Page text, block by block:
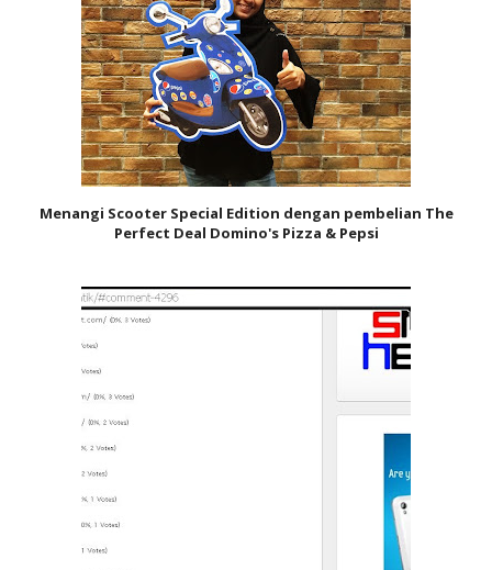
Menangi Scooter Special Edition dengan pembelian The
Perfect Deal Domino's Pizza & Pepsi